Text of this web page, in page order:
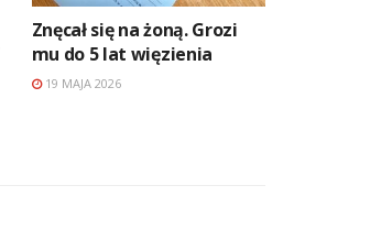
Znęcał się na żoną. Grozi
mu do 5 lat więzienia
19 MAJA 2026